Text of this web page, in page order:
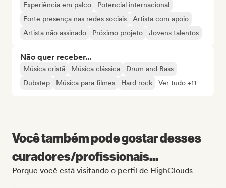
Experiência em palco
Potencial internacional
Forte presença nas redes sociais
Artista com apoio
Artista não assinado
Próximo projeto Jovens talentos
Não quer receber...
Música cristã Música clássica
Drum and Bass
Dubstep
Música para filmes Hard rock Ver tudo +11
Você também pode gostar desses
curadores/profissionais...
Porque você está visitando o perfil de HighClouds